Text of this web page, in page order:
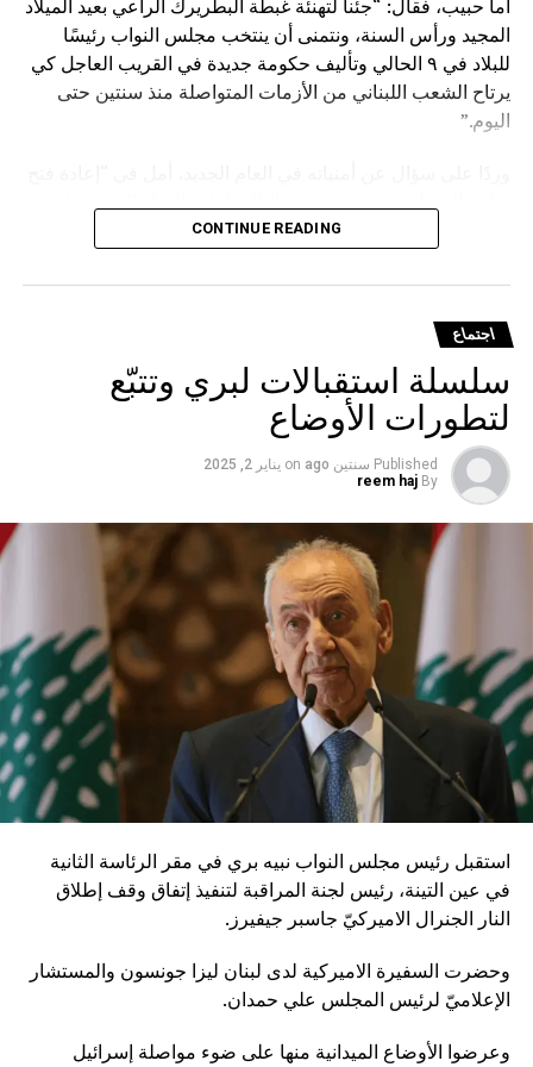
يغلي… وبرامج الدعم تترنّح قبل الأفول
DON'T MISS
المعهد الفني الأنطوني يكرم المهندسة بولين البركس
بمناسبة نيلها جائزة “أفضل عمل ايقونوغرافي”
أما حبيب، فقال: “جئنا لتهنئة غبطة البطريرك الراعي بعيد الميلاد
المجيد ورأس السنة، ونتمنى أن ينتخب مجلس النواب رئيسًا
للبلاد في ٩ الحالي وتأليف حكومة جديدة في القريب العاجل كي
يرتاح الشعب اللبناني من الأزمات المتواصلة منذ سنتين حتى
اليوم.”
المدينة، لما يمثله هذا الشارع من أهمية حيوية للمنطقة.”
CONTINUE READING
اجتماع
سلسلة استقبالات لبري وتتبّع
لتطورات الأوضاع
Published سنتين ago on يناير 2, 2025
By
reem haj
استقبل رئيس مجلس النواب نبيه بري في مقر الرئاسة الثانية
في عين التينة، رئيس لجنة المراقبة لتنفيذ إتفاق وقف إطلاق
النار الجنرال الاميركيّ جاسبر جيفيرز.
وحضرت السفيرة الاميركية لدى لبنان ليزا جونسون والمستشار
الإعلاميّ لرئيس المجلس علي حمدان.
وعرضوا الأوضاع الميدانية منها على ضوء مواصلة إسرائيل